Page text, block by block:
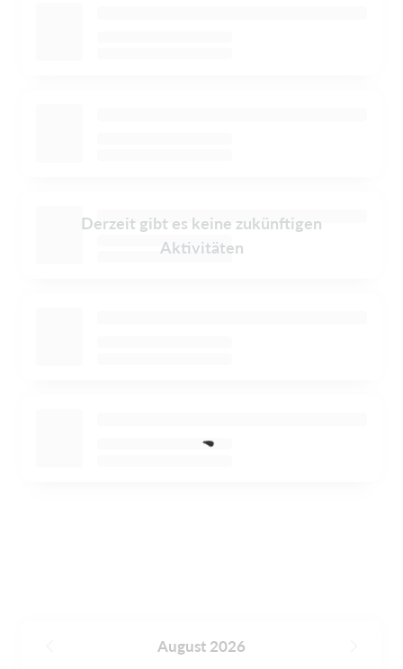
Derzeit gibt es keine zukünftigen
Aktivitäten
August 2026